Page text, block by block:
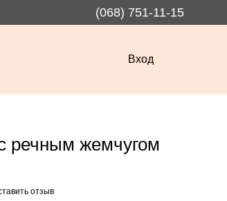
(068) 751-11-15
Вход
речным жемчугом
отзыв